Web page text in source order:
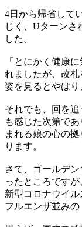
4日から帰省して
じく、Uターンさ
した。
「とにかく健康
れましたが、改
姿を見るとやはり
それでも、回を
も感じた次第で
まれる娘の心の
ります。
さて、ゴールデ
ったところです
新型コロナウイ
フルエンザ並みの